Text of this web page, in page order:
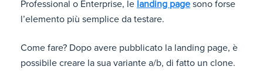
Professional o Enterprise, le landing page sono forse
l’elemento più semplice da testare.
Come fare? Dopo avere pubblicato la landing page, è
possibile creare la sua variante a/b, di fatto un clone.